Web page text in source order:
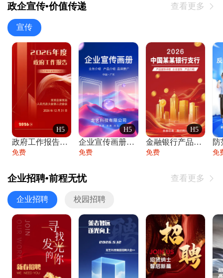
政企宣传•价值传递 查看更多 
宣传
H5
政府工作报告政府年终工作总结
免费
H5
企业宣传画册公司简介产品介绍业务宣传手册
免费
H5
金融银行产品宣传手册企业宣传产品介绍
免费
防
免
企业招聘•前程无忧 查看更多 
企业招聘 校园招聘